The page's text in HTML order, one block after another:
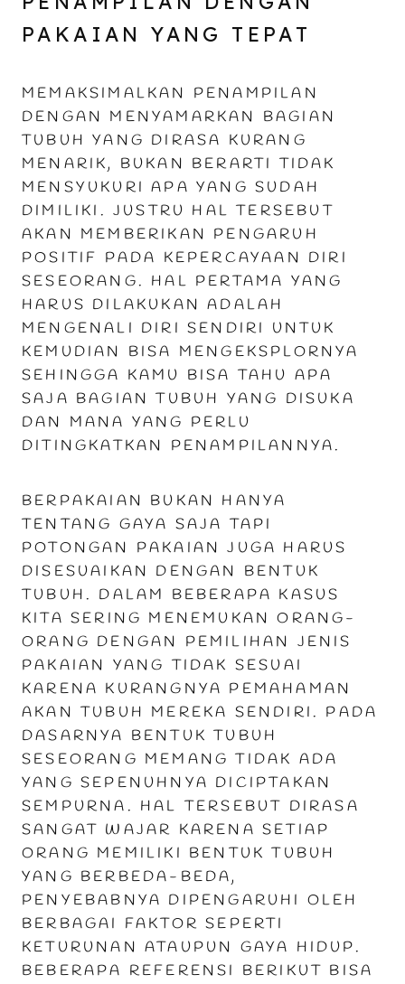
PAKAIAN YANG TEPAT
MEMAKSIMALKAN PENAMPILAN
DENGAN MENYAMARKAN BAGIAN
TUBUH YANG DIRASA KURANG
MENARIK, BUKAN BERARTI TIDAK
MENSYUKURI APA YANG SUDAH
DIMILIKI. JUSTRU HAL TERSEBUT
AKAN MEMBERIKAN PENGARUH
POSITIF PADA KEPERCAYAAN DIRI
SESEORANG. HAL PERTAMA YANG
HARUS DILAKUKAN ADALAH
MENGENALI DIRI SENDIRI UNTUK
KEMUDIAN BISA MENGEKSPLORNYA
SEHINGGA KAMU BISA TAHU APA
SAJA BAGIAN TUBUH YANG DISUKA
DAN MANA YANG PERLU
DITINGKATKAN PENAMPILANNYA.
BERPAKAIAN BUKAN HANYA
TENTANG GAYA SAJA TAPI
POTONGAN PAKAIAN JUGA HARUS
DISESUAIKAN DENGAN BENTUK
TUBUH. DALAM BEBERAPA KASUS
KITA SERING MENEMUKAN ORANG-
ORANG DENGAN PEMILIHAN JENIS
PAKAIAN YANG TIDAK SESUAI
KARENA KURANGNYA PEMAHAMAN
AKAN TUBUH MEREKA SENDIRI. PADA
DASARNYA BENTUK TUBUH
SESEORANG MEMANG TIDAK ADA
YANG SEPENUHNYA DICIPTAKAN
SEMPURNA. HAL TERSEBUT DIRASA
SANGAT WAJAR KARENA SETIAP
ORANG MEMILIKI BENTUK TUBUH
YANG BERBEDA-BEDA,
PENYEBABNYA DIPENGARUHI OLEH
BERBAGAI FAKTOR SEPERTI
KETURUNAN ATAUPUN GAYA HIDUP.
BEBERAPA REFERENSI BERIKUT BISA